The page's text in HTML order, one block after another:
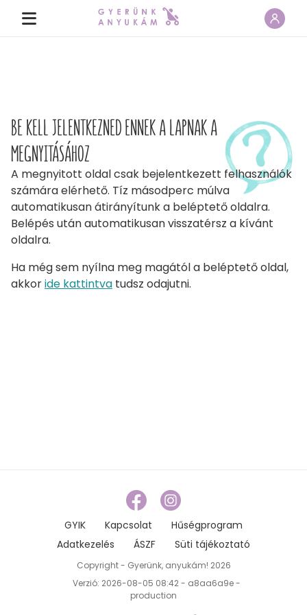
BE KELL JELENTKEZNED ENNEK A LAPNAK A
MEGNYITÁSÁHOZ
A megnyitott oldal csak bejelentkezett felhasználók
számára elérhető. Tíz másodperc múlva
automatikusan átirányítunk a beléptető oldalra.
Belépés után automatikusan visszatérsz a kívánt
oldalra.
Ha még sem nyílna meg magától a beléptető oldal,
akkoride kattintva tudsz odajutni.
GYIK Kapcsolat
Hűségprogram
Adatkezelés
ÁSZF Süti tájékoztató
Copyright - Gyerünk, anyukám! 2026
Verzió: 2026-08-05 08:42 - a8aa6a9e -
production